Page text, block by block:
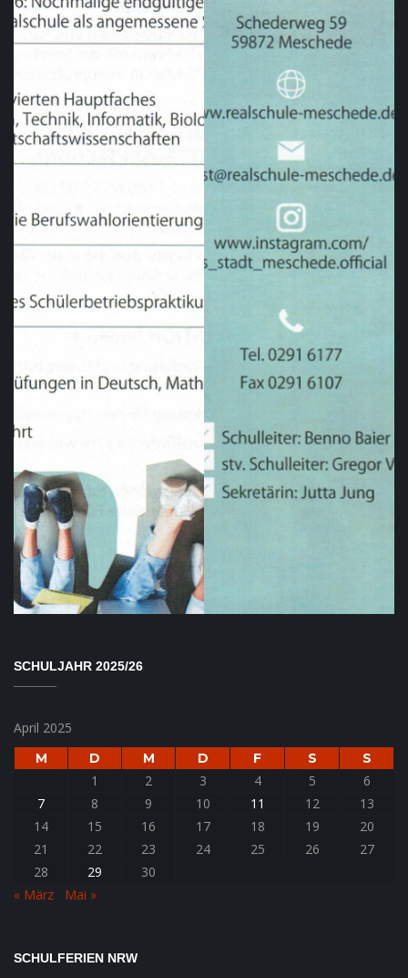
SCHULJAHR 2025/26
April 2025
M D M D F S S
1 2 3 4 5
6
7
8 9 10 11 12
13
14
15 16 17 18 19
20
21
22 23 24 25 26
27
28
29
30
« März
Mai »
SCHULFERIEN NRW